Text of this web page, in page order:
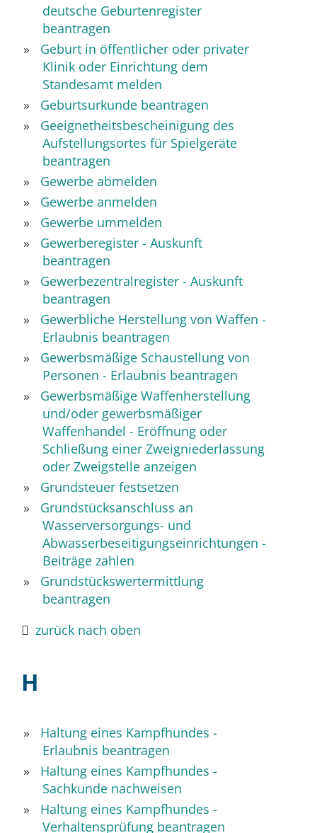
deutsche Geburtenregister
beantragen
Geburt in öffentlicher oder privater
Klinik oder Einrichtung dem
Standesamt melden
Geburtsurkunde beantragen
Geeignetheitsbescheinigung des
Aufstellungsortes für Spielgeräte
beantragen
Gewerbe abmelden
Gewerbe anmelden
Gewerbe ummelden
Gewerberegister - Auskunft
beantragen
Gewerbezentralregister - Auskunft
beantragen
Gewerbliche Herstellung von Waffen -
Erlaubnis beantragen
Gewerbsmäßige Schaustellung von
Personen - Erlaubnis beantragen
Gewerbsmäßige Waffenherstellung
und/oder gewerbsmäßiger
Waffenhandel - Eröffnung oder
Schließung einer Zweigniederlassung
oder Zweigstelle anzeigen
Grundsteuer festsetzen
Grundstücksanschluss an
Wasserversorgungs- und
Abwasserbeseitigungseinrichtungen -
Beiträge zahlen
Grundstückswertermittlung
beantragen
zurück nach oben
H
Haltung eines Kampfhundes -
Erlaubnis beantragen
Haltung eines Kampfhundes -
Sachkunde nachweisen
Haltung eines Kampfhundes -
Verhaltensprüfung beantragen